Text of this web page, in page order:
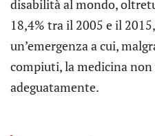
disabilità al mondo,
18,4% tra il 2005 e il
un’emergenza a cui,
compiuti, la medicina
adeguatamente.